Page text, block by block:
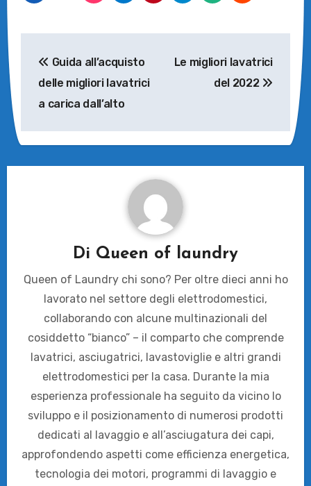
articoli
Guida all’acquisto
delle migliori lavatrici
a carica dall’alto
Le migliori lavatrici
del 2022
Di Queen of laundry
Queen of Laundry chi sono? Per oltre dieci anni ho
lavorato nel settore degli elettrodomestici,
collaborando con alcune multinazionali del
cosiddetto “bianco” – il comparto che comprende
lavatrici, asciugatrici, lavastoviglie e altri grandi
elettrodomestici per la casa. Durante la mia
esperienza professionale ha seguito da vicino lo
sviluppo e il posizionamento di numerosi prodotti
dedicati al lavaggio e all’asciugatura dei capi,
approfondendo aspetti come efficienza energetica,
tecnologia dei motori, programmi di lavaggio e